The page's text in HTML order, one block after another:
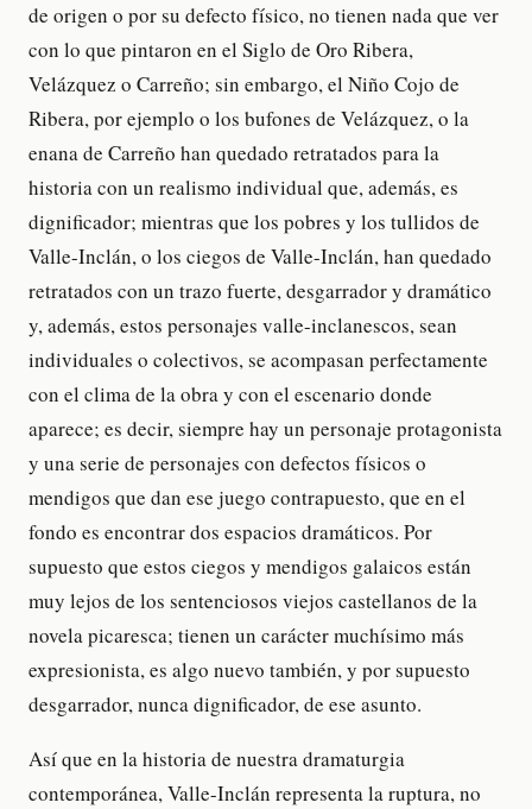
de origen o por su defecto físico, no tienen nada que ver
con lo que pintaron en el Siglo de Oro Ribera,
Velázquez o Carreño; sin embargo, el Niño Cojo de
Ribera, por ejemplo o los bufones de Velázquez, o la
enana de Carreño han quedado retratados para la
historia con un realismo individual que, además, es
dignificador; mientras que los pobres y los tullidos de
Valle-Inclán, o los ciegos de Valle-Inclán, han quedado
retratados con un trazo fuerte, desgarrador y dramático
y, además, estos personajes valle-inclanescos, sean
individuales o colectivos, se acompasan perfectamente
con el clima de la obra y con el escenario donde
aparece; es decir, siempre hay un personaje protagonista
y una serie de personajes con defectos físicos o
mendigos que dan ese juego contrapuesto, que en el
fondo es encontrar dos espacios dramáticos. Por
supuesto que estos ciegos y mendigos galaicos están
muy lejos de los sentenciosos viejos castellanos de la
novela picaresca; tienen un carácter muchísimo más
expresionista, es algo nuevo también, y por supuesto
desgarrador, nunca dignificador, de ese asunto.
Así que en la historia de nuestra dramaturgia
contemporánea, Valle-Inclán representa la ruptura, no